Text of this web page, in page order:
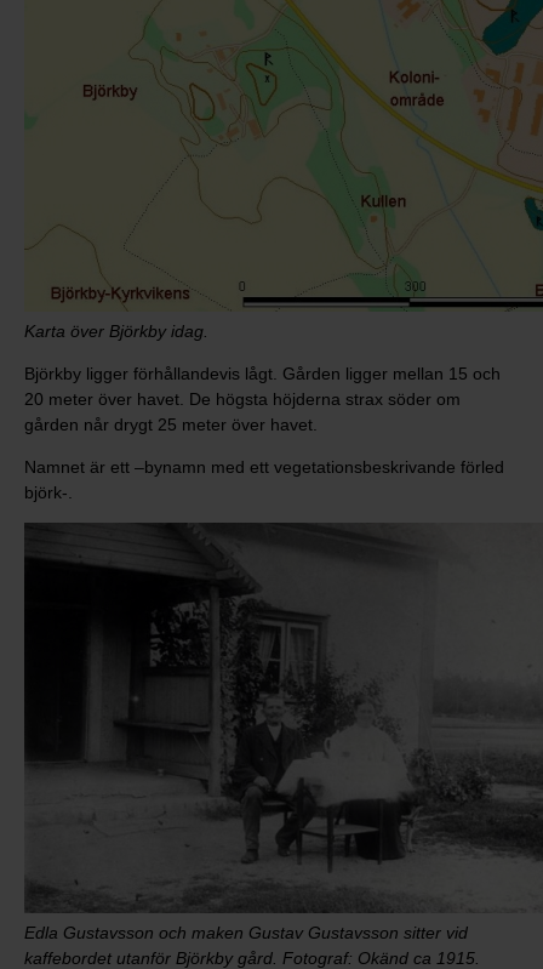
Karta över Björkby idag.
Björkby ligger förhållandevis lågt. Gården ligger mellan 15 och
20 meter över havet. De högsta höjderna strax söder om
gården når drygt 25 meter över havet.
Namnet är ett –bynamn med ett vegetationsbeskrivande förled
björk-.
Edla Gustavsson och maken Gustav Gustavsson sitter vid
kaffebordet utanför Björkby gård. Fotograf: Okänd ca 1915.